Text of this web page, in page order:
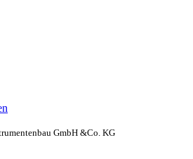
GmbH &Co. KG